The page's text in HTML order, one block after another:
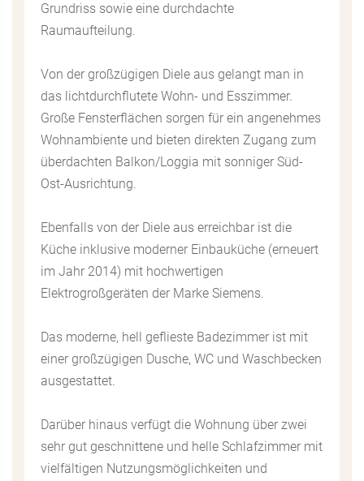
Grundriss sowie eine durchdachte
Raumaufteilung.
Von der großzügigen Diele aus gelangt man in
das lichtdurchflutete Wohn- und Esszimmer.
Große Fensterflächen sorgen für ein angenehmes
Wohnambiente und bieten direkten Zugang zum
überdachten Balkon/Loggia mit sonniger Süd-
Ost-Ausrichtung.
Ebenfalls von der Diele aus erreichbar ist die
Küche inklusive moderner Einbauküche (erneuert
im Jahr 2014) mit hochwertigen
Elektrogroßgeräten der Marke Siemens.
Das moderne, hell geflieste Badezimmer ist mit
einer großzügigen Dusche, WC und Waschbecken
ausgestattet.
Darüber hinaus verfügt die Wohnung über zwei
sehr gut geschnittene und helle Schlafzimmer mit
vielfältigen Nutzungsmöglichkeiten und